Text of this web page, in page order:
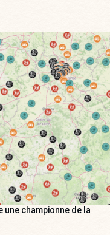
une championne de la